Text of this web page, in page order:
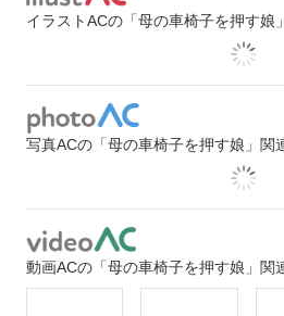
イラストACの「母の車椅子を押す娘
写真ACの「母の車椅子を押す娘」関
動画ACの「母の車椅子を押す娘」関